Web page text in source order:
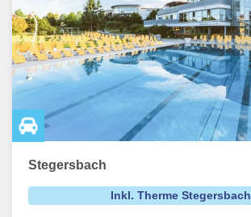
Stegersbach
Inkl. Therme Stegersbach